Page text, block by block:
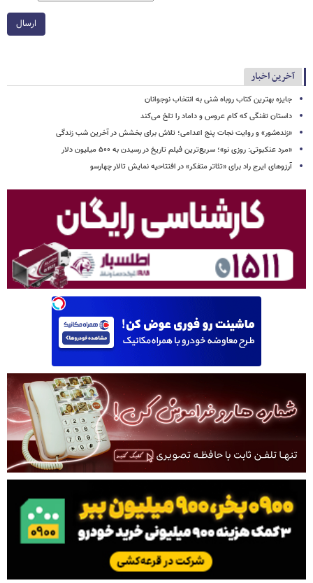
ارسال
آخرین اخبار
جایزه بهترین کتاب روباه شنی به انتخاب نوجوانان
داستان تفنگی که کام عروس و داماد را تلخ می‌کند
«زنده‌شور» و روایت نجات پنج اعدامی؛ تلاش برای بخشش در آخرین شب زندگی
«مرد عنکبوتی: روزی نو»؛ سریع‌ترین فیلم تاریخ در رسیدن به ۵۰۰ میلیون دلار
آرزوهای ایرج راد برای «تئاتر متفکر» در افتتاحیه نمایش تالار چهارسو